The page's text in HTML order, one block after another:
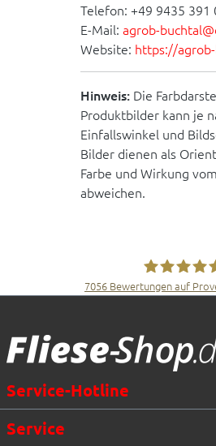
Telefon: +49 9435 391
E-Mail: agrob-
Website: https://
Hinweis: Die
Produktbilder kann je
Einfallswinkel und
Bilder dienen als
Farbe und Wirkung
abweichen.
7056 Bewertungen auf
Service-Hotline
Service